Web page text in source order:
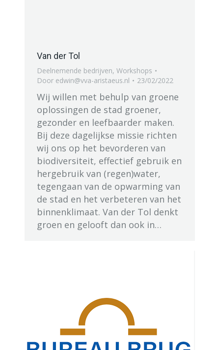
Van der Tol
Deelnemende bedrijven, Workshops
Door edwin@vva-aristaeus.nl 23/02/2022
Wij willen met behulp van groene
oplossingen de stad groener,
gezonder en leefbaarder maken.
Bij deze dagelijkse missie richten
wij ons op het bevorderen van
biodiversiteit, effectief gebruik en
hergebruik van (regen)water,
tegengaan van de opwarming van
de stad en het verbeteren van het
binnenklimaat. Van der Tol denkt
groen en gelooft dan ook in…